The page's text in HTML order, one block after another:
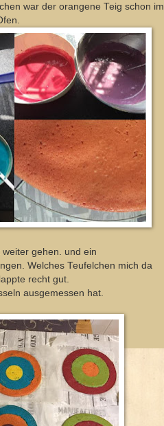
war der orangene Teig schon im
gehen. und ein
Welches Teufelchen mich da
recht gut.
ausgemessen hat.